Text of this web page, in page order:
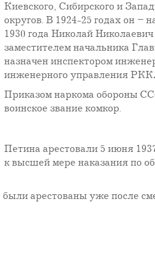
Киевского, Сибирского и
округов. В 1924-25 годах он –
1930 года Николай
заместителем начальника
назначен инспектором
инженерного управления
Приказом наркома обороны
воинское звание комкор.
Петина арестовали 5 июня
к высшей мере наказания по
арестованы уже после